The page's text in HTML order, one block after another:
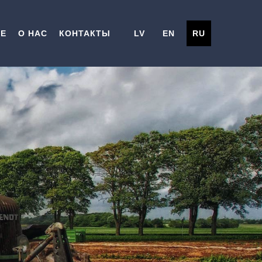
О НАС КОНТАКТЫ LV EN RU